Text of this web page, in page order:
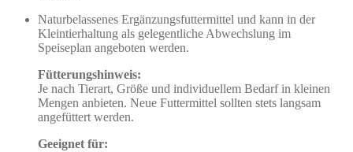
Naturbelassenes Ergänzungsfuttermittel und kann in der
Kleintierhaltung als gelegentliche Abwechslung im
Speiseplan angeboten werden.
Fütterungshinweis:
Je nach Tierart, Größe und individuellem Bedarf in kleinen
Mengen anbieten. Neue Futtermittel sollten stets langsam
angefüttert werden.
Geeignet für: